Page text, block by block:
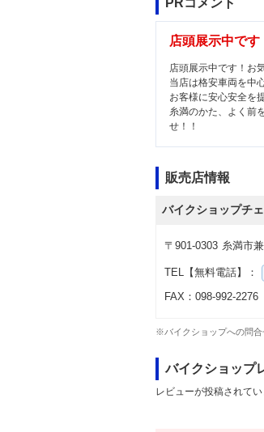
PRコメント
店頭展示中です
店頭展示中です！お
当店は格安車両を中
お客様に安心安全を
糸満のかた、よく前
せ！！
販売店情報
バイクショップチ
〒901-0303 糸満市
TEL【無料電話】：
FAX：098-992-2276
※バイクショップへの問合
バイクショップ
レビューが投稿されてい